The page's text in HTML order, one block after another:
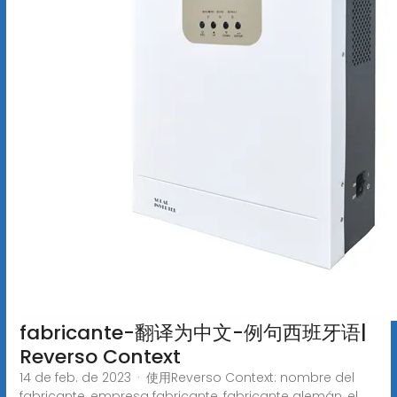
fabricante-翻译为中文-例句西班牙语|
Reverso Context
14 de feb. de 2023 · 使用Reverso Context: nombre del